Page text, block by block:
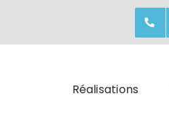
Réalisations